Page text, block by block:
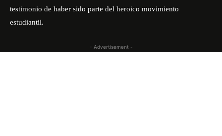
testimonio de haber sido parte del heroico movimiento
estudiantil.
- Advertisement -